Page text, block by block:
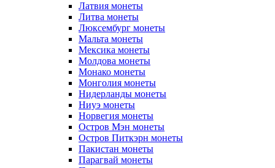
Латвия монеты
Литва монеты
Люксембург монеты
Мальта монеты
Мексика монеты
Молдова монеты
Монако монеты
Монголия монеты
Нидерланды монеты
Ниуэ монеты
Норвегия монеты
Остров Мэн монеты
Остров Питкэрн монеты
Пакистан монеты
Парагвай монеты